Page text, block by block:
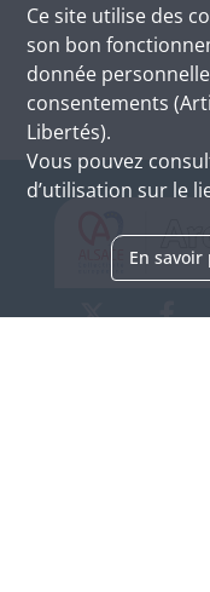
Ce site utilise des
son bon
donnée
consentements
Libertés).
Vous pouvez
d’utilisation sur le
En savoir